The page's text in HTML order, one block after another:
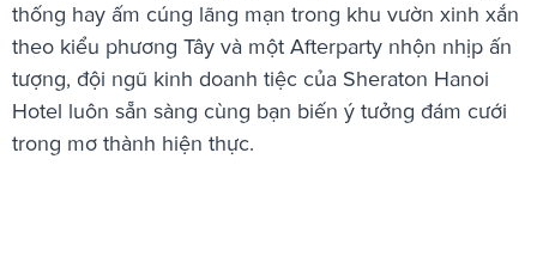
thống hay ấm cúng lãng mạn trong khu vườn xinh xắn
theo kiểu phương Tây và một Afterparty nhộn nhịp ấn
tượng, đội ngũ kinh doanh tiệc của Sheraton Hanoi
Hotel luôn sẵn sàng cùng bạn biến ý tưởng đám cưới
trong mơ thành hiện thực.